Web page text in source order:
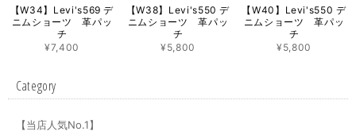
【W34】Levi's569 デ
ニムショーツ 革パッ
チ
¥7,400
【W38】Levi's550 デ
ニムショーツ 革パッ
チ
¥5,800
【W40】Levi's550 デ
ニムショーツ 革パッ
チ
¥5,800
Category
【当店人気No.1】